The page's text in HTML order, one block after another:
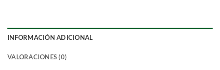
INFORMACIÓN ADICIONAL
VALORACIONES (0)